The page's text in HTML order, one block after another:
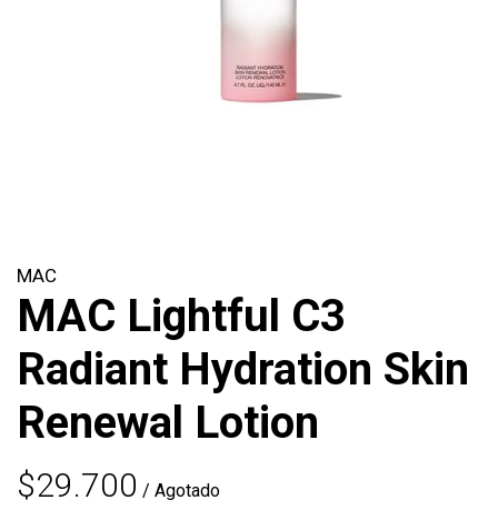
MAC
MAC Lightful C3
Radiant Hydration Skin
Renewal Lotion
$29.700 / Agotado